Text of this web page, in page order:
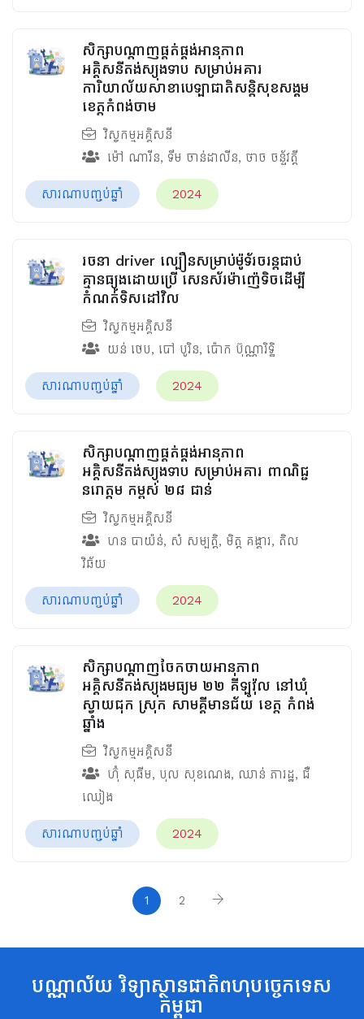
សិក្សាបណ្ដាញផ្គត់ផ្គង់អានុភាព
អគ្គិសនីតង់ស្យុងទាប សម្រាប់អគារ
ការិយាល័យសាខាបេឡាជាតិសន្តិសុខសង្គម
ខេត្តកំពង់ចាម
វិស្វកម្មអគ្គិសនី
ម៉ៅ ណារីន, ទឹម ចាន់ដាលីន, ថាច ចន្ទ័វត្តី
សារណាបញ្ចប់ឆ្នាំ 2024
រចនា driver ល្បឿនសម្រាប់ម៉ូទ័រចរន្តជាប់
គ្មានធ្យូងដោយប្រើ សេនស័រម៉ាញ៉េទិចដើម្បី
កំណត់ទិសដៅវិល
វិស្វកម្មអគ្គិសនី
យន់​ ថេប, បៅ បូរិន, ប៉ោក ប៊ុណ្ណារិទ្ធិ
សារណាបញ្ចប់ឆ្នាំ 2024
សិក្សាបណ្តាញផ្គត់ផ្គង់អានុភាព
អគ្គិសនីតង់ស្យុងទាប សម្រាប់អគារ ពាណិជ្ជ
នរោត្តម កម្ពស់ ២៨ ជាន់
វិស្វកម្មអគ្គិសនី
ហន បាយ៉ន់, សំ សម្បត្តិ, មិត្ត គង្គារ, តិល
វិឆ័យ
សារណាបញ្ចប់ឆ្នាំ 2024
សិក្សាបណ្ដាញចែកចាយអានុភាព
អគ្គិសនីតង់ស្យុងមធ្យម ២២ គីឡូវ៉ុល នៅឃុំ
ស្វាយជុក ស្រុក សាមគ្គីមានជ័យ ខេត្ត កំពង់
ឆ្នាំង
វិស្វកម្មអគ្គិសនី
ហ៊ុំ សុធីម, បុល សុខណេង, ឈាន់ ភារដ្ឋ, ជឺ
ឈៀង
សារណាបញ្ចប់ឆ្នាំ 2024
1 2
បណ្ណាល័យ វិទ្យាស្ថានជាតិពហុបច្ចេកទេស
កម្ពុជា